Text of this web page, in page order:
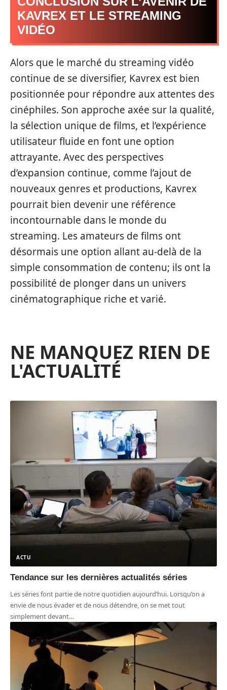
KAVREX ET LE STREAMING
VIDÉO
Alors que le marché du streaming vidéo
continue de se diversifier, Kavrex est bien
positionnée pour répondre aux attentes des
cinéphiles. Son approche axée sur la qualité,
la sélection unique de films, et l’expérience
utilisateur fluide en font une option
attrayante. Avec des perspectives
d’expansion continue, comme l’ajout de
nouveaux genres et productions, Kavrex
pourrait bien devenir une référence
incontournable dans le monde du
streaming. Les amateurs de films ont
désormais une option allant au-delà de la
simple consommation de contenu; ils ont la
possibilité de plonger dans un univers
cinématographique riche et varié.
NE MANQUEZ RIEN DE
L'ACTUALITÉ
ACTU
Tendance sur les dernières actualités séries
Les séries font partie de notre quotidien aujourd’hui. Lorsqu’on a
envie de nous évader et de nous détendre, on se met tout
simplement devant…